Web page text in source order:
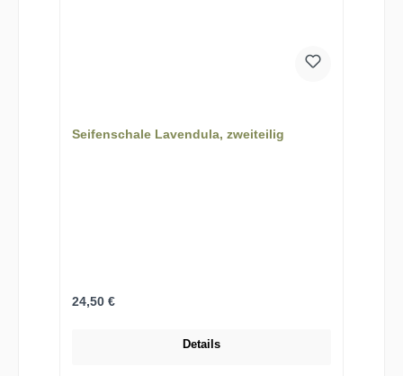
Seifenschale Lavendula, zweiteilig
Regulärer Preis:
24,50 €
Details